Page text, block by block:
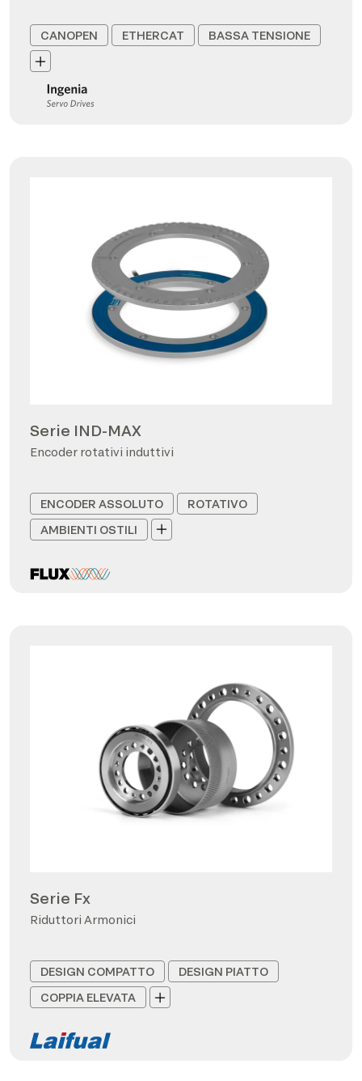
CANOPEN ETHERCAT BASSA TENSIONE
Serie IND-MAX
Encoder rotativi induttivi
ENCODER ASSOLUTO
ROTATIVO
AMBIENTI OSTILI
Serie Fx
Riduttori Armonici
DESIGN COMPATTO
DESIGN PIATTO
COPPIA ELEVATA